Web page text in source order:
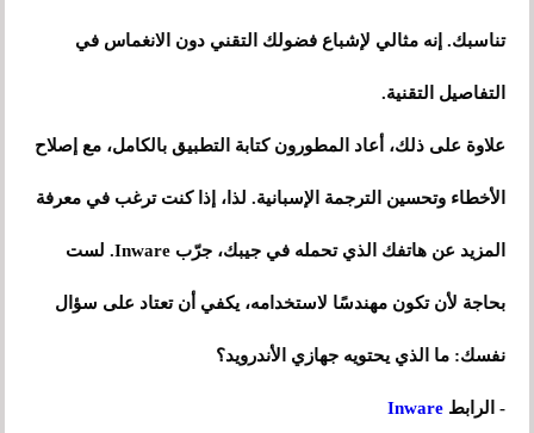
تناسبك. إنه مثالي لإشباع فضولك التقني دون الانغماس في
التفاصيل التقنية.
علاوة على ذلك، أعاد المطورون كتابة التطبيق بالكامل، مع إصلاح
الأخطاء وتحسين الترجمة الإسبانية. لذا، إذا كنت ترغب في معرفة
المزيد عن هاتفك الذي تحمله في جيبك، جرّب Inware. لست
بحاجة لأن تكون مهندسًا لاستخدامه، يكفي أن تعتاد على سؤال
نفسك: ما الذي يحتويه جهازي الأندرويد؟
- الرابطInware